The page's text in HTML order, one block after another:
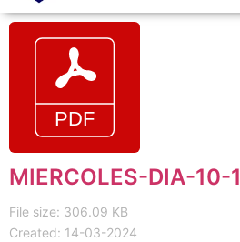
MIERCOLES-DIA-10-
File size: 306.09 KB
Created: 14-03-2024